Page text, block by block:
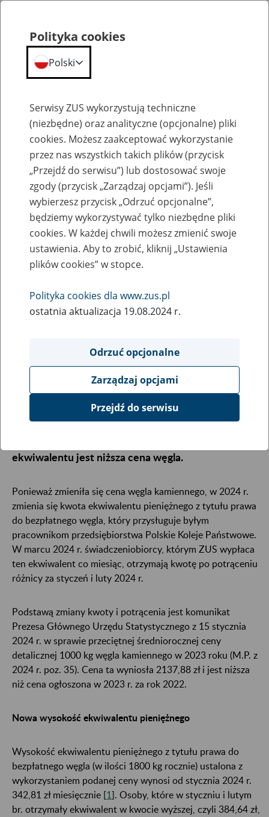
Komunikaty
Ekwiwalent za węgiel dla pracowników
PKP
19
marca
2024
Ekwiwalent pieniężny, który otrzymują co miesiąc
byli pracownicy przedsiębiorstwa Polskie Koleje
Państwowe z tytułu prawa do bezpłatnego węgla,
będzie w tym roku niższy niż w ubiegłym roku. W
marcu ZUS rozliczy i potrąci różnicę w wysokości
ekwiwalentu jest niższa cena węgla.
Ponieważ zmieniła się cena węgla kamiennego, w 2024 r.
zmienia się kwota ekwiwalentu pieniężnego z tytułu prawa
do bezpłatnego węgla, który przysługuje byłym
pracownikom przedsiębiorstwa Polskie Koleje Państwowe.
W marcu 2024 r. świadczeniobiorcy, którym ZUS wypłaca
ten ekwiwalent co miesiąc, otrzymają kwotę po potrąceniu
różnicy za styczeń i luty 2024 r.
Podstawą zmiany kwoty i potrącenia jest komunikat
Prezesa Głównego Urzędu Statystycznego z 15 stycznia
2024 r. w sprawie przeciętnej średniorocznej ceny
detalicznej 1000 kg węgla kamiennego w 2023 roku (M.P. z
2024 r. poz. 35). Cena ta wyniosła 2137,88 zł i jest niższa
niż cena ogłoszona w 2023 r. za rok 2022.
Nowa wysokość ekwiwalentu pieniężnego
Wysokość ekwiwalentu pieniężnego z tytułu prawa do
bezpłatnego węgla (w ilości 1800 kg rocznie) ustalona z
wykorzystaniem podanej ceny wynosi od stycznia 2024 r.
342,81 zł miesięcznie [1]. Osoby, które w styczniu i lutym
br. otrzymały ekwiwalent w kwocie wyższej, czyli 384,64 zł,
Polityka cookies
Polski
Serwisy ZUS wykorzystują techniczne
(niezbędne) oraz analityczne (opcjonalne) pliki
cookies. Możesz zaakceptować wykorzystanie
przez nas wszystkich takich plików (przycisk
„Przejdź do serwisu”) lub dostosować swoje
zgody (przycisk „Zarządzaj opcjami”). Jeśli
wybierzesz przycisk „Odrzuć opcjonalne”,
będziemy wykorzystywać tylko niezbędne pliki
cookies. W każdej chwili możesz zmienić swoje
ustawienia. Aby to zrobić, kliknij „Ustawienia
plików cookies” w stopce.
Polityka cookies dla www.zus.pl
ostatnia aktualizacja 19.08.2024 r.
Odrzuć opcjonalne
Zarządzaj opcjami
Przejdź do serwisu